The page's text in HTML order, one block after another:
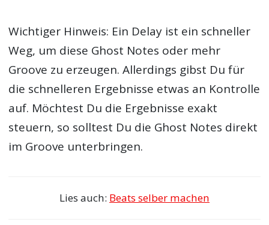
Wichtiger Hinweis: Ein Delay ist ein schneller
Weg, um diese Ghost Notes oder mehr
Groove zu erzeugen. Allerdings gibst Du für
die schnelleren Ergebnisse etwas an Kontrolle
auf. Möchtest Du die Ergebnisse exakt
steuern, so solltest Du die Ghost Notes direkt
im Groove unterbringen.
Lies auch: Beats selber machen